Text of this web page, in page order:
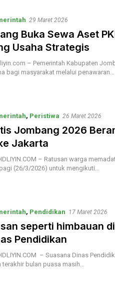
29 Maret 2026
Buka Sewa Aset
Usaha Strategis
– Pemerintah Kabupaten
bagi masyarakat melalui penawaran…
, Peristiwa 26 Maret 2026
Jombang 2026
Jakarta
– Ratusan warga
(26/3/2026) untuk mengikuti…
, Pendidikan 17 Maret 2026
seperti himbauan
Pendidikan
– Suasana Dinas
bulan puasa masih…